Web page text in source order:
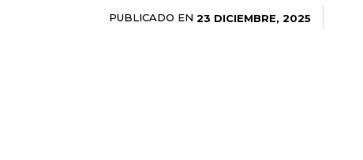
PUBLICADO EN 23 DICIEMBRE, 2025